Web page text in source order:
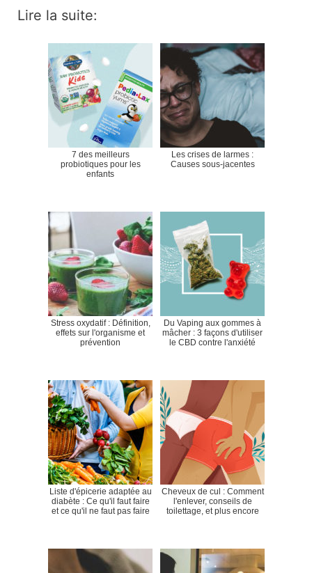
Lire la suite:
7 des meilleurs
probiotiques pour les
enfants
Les crises de larmes :
Causes sous-jacentes
Stress oxydatif : Définition,
effets sur l'organisme et
prévention
Du Vaping aux gommes à
mâcher : 3 façons d'utiliser
le CBD contre l'anxiété
Liste d'épicerie adaptée au
diabète : Ce qu'il faut faire
et ce qu'il ne faut pas faire
Cheveux de cul : Comment
l'enlever, conseils de
toilettage, et plus encore